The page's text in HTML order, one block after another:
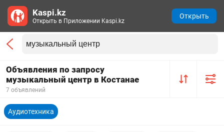
Объявления по запросу
музыкальный центр в Костанае
7 объявлений
Аудиотехника
Kaspi.kz
Открыть в Приложении Kaspi.kz
Открыть